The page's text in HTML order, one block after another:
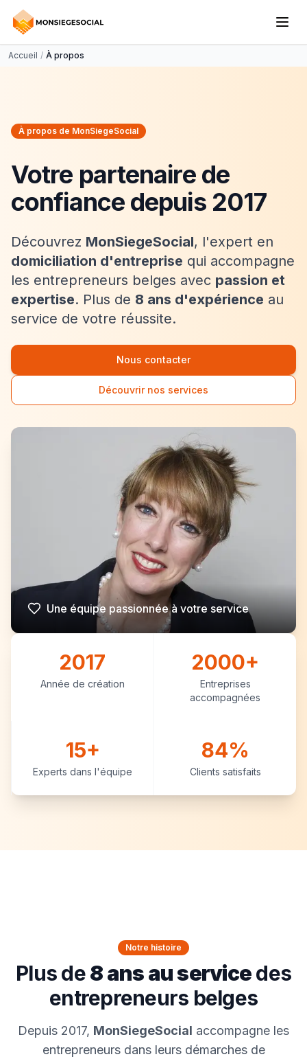
Accueil / À propos
À propos de MonSiegeSocial
Votre partenaire de
confiance depuis 2017
Découvrez MonSiegeSocial, l'expert en
domiciliation d'entreprise qui accompagne
les entrepreneurs belges avec passion et
expertise. Plus de 8 ans d'expérience au
service de votre réussite.
Nous contacter
Découvrir nos services
Une équipe passionnée à votre service
2017
Année de création
2000+
Entreprises
accompagnées
15+
Experts dans l'équipe
84%
Clients satisfaits
Notre histoire
Plus de8 ans au servicedes
entrepreneurs belges
Depuis 2017, MonSiegeSocial accompagne les
entrepreneurs dans leurs démarches de